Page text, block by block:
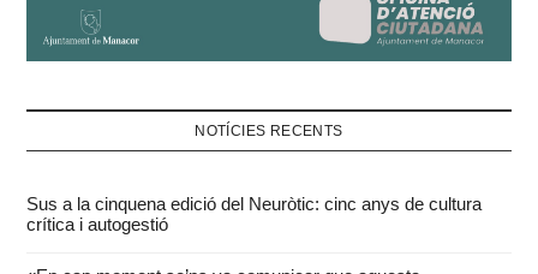
NOTÍCIES RECENTS
Sus a la cinquena edició del Neuròtic: cinc anys de cultura
crítica i autogestió